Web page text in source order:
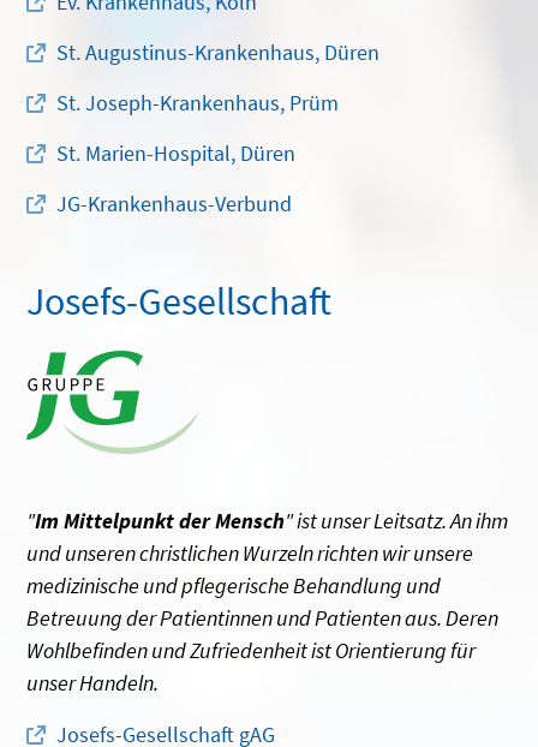
St. Augustinus-Krankenhaus, Düren
St. Joseph-Krankenhaus, Prüm
St. Marien-Hospital, Düren
JG-Krankenhaus-Verbund
Josefs-Gesellschaft
"Im Mittelpunkt der Mensch" ist unser Leitsatz. An ihm
und unseren christlichen Wurzeln richten wir unsere
medizinische und pflegerische Behandlung und
Betreuung der Patientinnen und Patienten aus. Deren
Wohlbefinden und Zufriedenheit ist Orientierung für
unser Handeln.
Josefs-Gesellschaft gAG